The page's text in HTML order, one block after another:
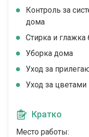
Контроль за
дома
Стирка и глажка
Уборка дома
Уход за
Уход за цветами
Кратко
Место работы: